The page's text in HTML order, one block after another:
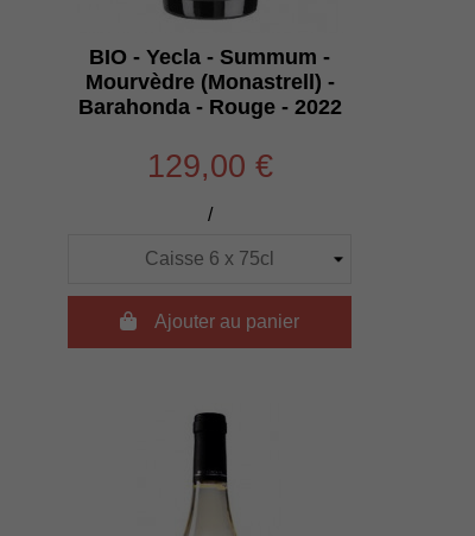
BIO - Yecla - Summum -
Mourvèdre (Monastrell) -
Barahonda - Rouge - 2022
129,00 €
/
Ajouter au panier